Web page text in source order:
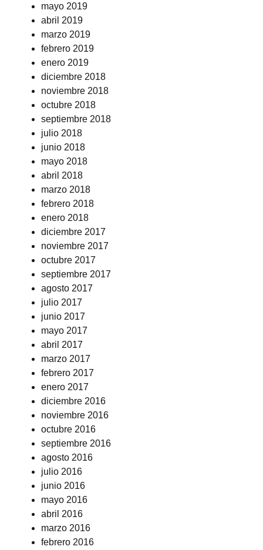
mayo 2019
abril 2019
marzo 2019
febrero 2019
enero 2019
diciembre 2018
noviembre 2018
octubre 2018
septiembre 2018
julio 2018
junio 2018
mayo 2018
abril 2018
marzo 2018
febrero 2018
enero 2018
diciembre 2017
noviembre 2017
octubre 2017
septiembre 2017
agosto 2017
julio 2017
junio 2017
mayo 2017
abril 2017
marzo 2017
febrero 2017
enero 2017
diciembre 2016
noviembre 2016
octubre 2016
septiembre 2016
agosto 2016
julio 2016
junio 2016
mayo 2016
abril 2016
marzo 2016
febrero 2016